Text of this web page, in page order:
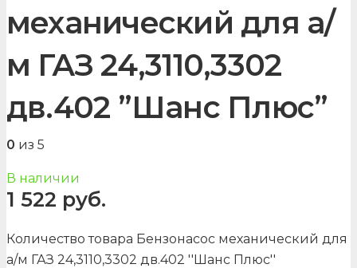
механический для а/
м ГАЗ 24,3110,3302
дв.402 ”Шанс Плюс”
0 из 5
В наличии
1 522 руб.
Количество товара Бензонасос механический для
а/м ГАЗ 24,3110,3302 дв.402 ''Шанс Плюс''